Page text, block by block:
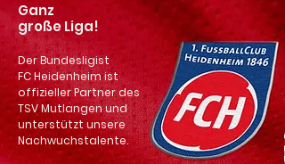
Der Bundesligist
FC Heidenheim ist
offizieller Partner des
TSV Mutlangen und
unterstützt unsere
Nachwuchstalente.
Ganz
große Liga!